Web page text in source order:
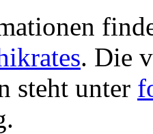
. Die
steht unter